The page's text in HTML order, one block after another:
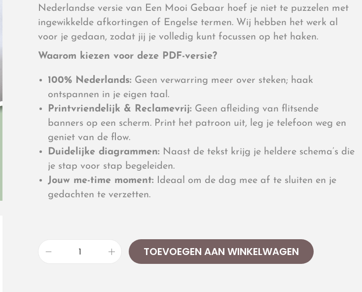
Nederlandse versie van Een Mooi Gebaar hoef je niet te puzzelen met
ingewikkelde afkortingen of Engelse termen. Wij hebben het werk al
voor je gedaan, zodat jij je volledig kunt focussen op het haken.
Waarom kiezen voor deze PDF-versie?
100% Nederlands: Geen verwarring meer over steken; haak
ontspannen in je eigen taal.
Printvriendelijk & Reclamevrij: Geen afleiding van flitsende
banners op een scherm. Print het patroon uit, leg je telefoon weg en
geniet van de flow.
Duidelijke diagrammen: Naast de tekst krijg je heldere schema’s die
je stap voor stap begeleiden.
Jouw me-time moment: Ideaal om de dag mee af te sluiten en je
gedachten te verzetten.
TOEVOEGEN AAN WINKELWAGEN